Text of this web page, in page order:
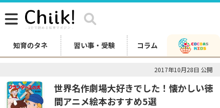
知育のタネ 習い事・受験 コラム
2017年10月28日 公開
世界名作劇場大好きでした！懐かしい徳
間アニメ絵本おすすめ5選